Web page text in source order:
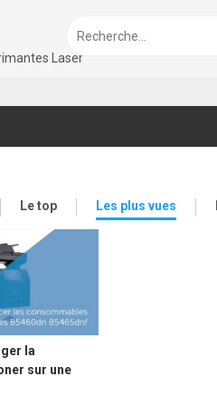
Laser
Le top Les plus vues
la
sur une
DELL b5460